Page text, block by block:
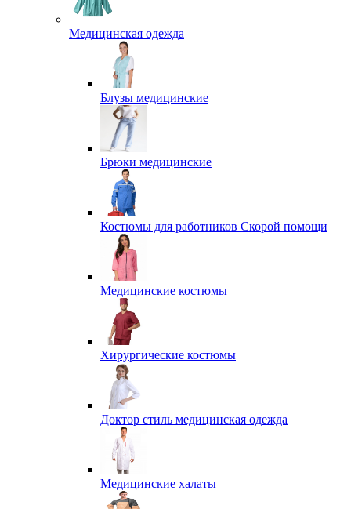
Медицинская одежда
Блузы медицинские
Брюки медицинские
Костюмы для работников Скорой помощи
Медицинские костюмы
Хирургические костюмы
Доктор стиль медицинская одежда
Медицинские халаты